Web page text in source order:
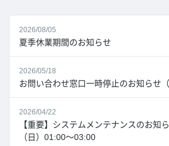
2026/08/05
夏季休業期間のお知らせ
2026/05/18
お問い合わせ窓口一時停止のお知らせ
2026/04/22
【重要】システムメンテナンスのお知
（日）01:00～03:00